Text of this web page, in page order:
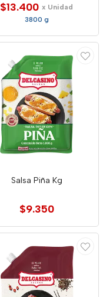
$13.400 x Unidad
3800 g
Salsa Piña Kg
$9.350